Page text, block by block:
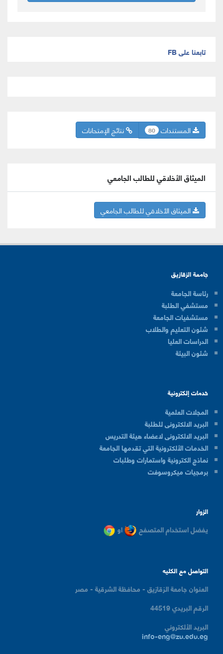
تابعنا على FB
نتائج الإمتحانات المستندات 80
الميثاق الأخلاقي للطالب الجامعي
الميثاق الأخلاقي للطالب الجامعي
جامعة الزقازيق
رئاسة الجامعة
مستشفي الطلبة
مستشفيات الجامعة
شئون التعليم والطلاب
الدراسات العليا
شئون البيئة
خدمات إلكترونية
المجلات العلمية
البريد الالكترونى للطلبة
البريد الالكترونى لاعضاء هيئة التدريس
الخدمات الألكترونية التي تقدمها الجامعة
نماذج الكترونية واستمارات وطلبات
برمجيات ميكروسوفت
الزوار
يفضل استخدام المتصفح او
التواصل مع الكليه
العنوان جامعة الزقازيق - محافظة الشرقية - مصر
الرقم البريدي44519
البريد الألكتروني
info-eng@zu.edu.eg